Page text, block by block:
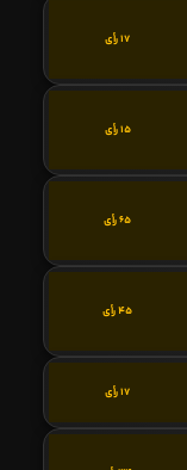
17 رأی
15 رأی
65 رأی
45 رأی
17 رأی